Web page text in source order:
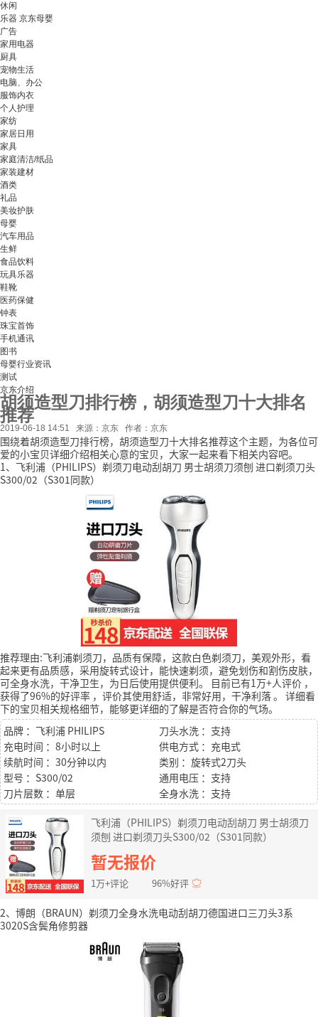
休闲
乐器 京东母婴
广告
家用电器
厨具
宠物生活
电脑、办公
服饰内衣
个人护理
家纺
家居日用
家具
家庭清洁/纸品
家装建材
酒类
礼品
美妆护肤
母婴
汽车用品
生鲜
食品饮料
玩具乐器
鞋靴
医药保健
钟表
珠宝首饰
手机通讯
图书
母婴行业资讯
测试
京东介绍
胡须造型刀排行榜，胡须造型刀十大排名
推荐
2019-06-18 14:51 来源：京东 作者：京东
围绕着胡须造型刀排行榜，胡须造型刀十大排名推荐这个主题，为各位可
爱的小宝贝详细介绍相关心意的宝贝，大家一起来看下相关内容吧。
1、飞利浦（PHILIPS）剃须刀电动刮胡刀 男士胡须刀须刨 进口剃须刀头
S300/02（S301同款）
推荐理由:飞利浦剃须刀，品质有保障，这款白色剃须刀，美观外形，看
起来更有品质感，采用旋转式设计，能快速剃须，避免划伤和割伤皮肤，
可全身水洗，干净卫生，为日后使用提供便利。
目前已有1万+人评价 ，
获得了96%的好评率 ，评价其使用舒适，非常好用，干净利落。 详细看
下的宝贝相关规格细节，能够更详细的了解是否符合你的气场。
品牌 ：飞利浦 PHILIPS
刀头水洗 ：支持
充电时间 ：8小时以上
供电方式 ：充电式
续航时间 ：30分钟以内
类别 ：旋转式2刀头
型号 ：S300/02
通用电压 ：支持
刀片层数 ：单层
全身水洗 ：支持
飞利浦（PHILIPS）剃须刀电动刮胡刀 男士胡须刀
须刨 进口剃须刀头S300/02（S301同款）
暂无报价
1万+评论 96%好评
2、博朗（BRAUN）剃须刀全身水洗电动刮胡刀德国进口三刀头3系
3020S含鬓角修剪器